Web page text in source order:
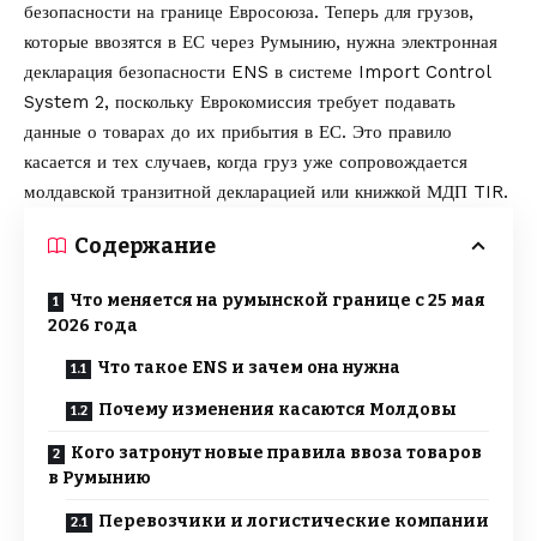
безопасности на границе Евросоюза. Теперь для грузов,
которые ввозятся в ЕС через Румынию, нужна электронная
декларация безопасности ENS в системе Import Control
System 2, поскольку Еврокомиссия требует подавать
данные о товарах до их прибытия в ЕС. Это правило
касается и тех случаев, когда груз уже сопровождается
молдавской транзитной декларацией или книжкой МДП TIR.
Содержание
Что меняется на румынской границе с 25 мая
2026 года
Что такое ENS и зачем она нужна
Почему изменения касаются Молдовы
Кого затронут новые правила ввоза товаров
в Румынию
Перевозчики и логистические компании